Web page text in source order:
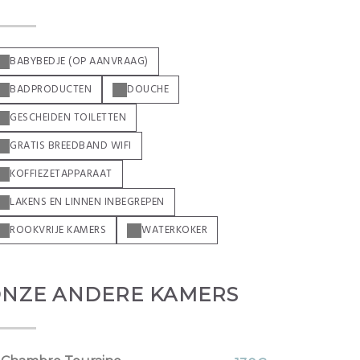
BABYBEDJE (OP AANVRAAG)
BADPRODUCTEN
DOUCHE
GESCHEIDEN TOILETTEN
GRATIS BREEDBAND WIFI
KOFFIEZETAPPARAAT
LAKENS EN LINNEN INBEGREPEN
ROOKVRIJE KAMERS
WATERKOKER
ANDERE KAMERS